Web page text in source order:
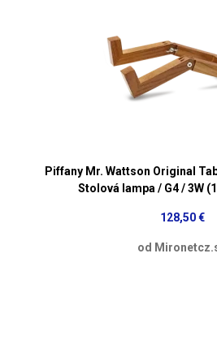
Piffany Mr. Wattson Original
Stolová lampa / G4 / 3W
128,50 €
od